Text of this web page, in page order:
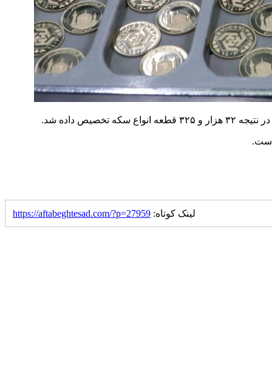
داده شد.
لینک کوتاه: https://aftabeghtesad.com/?p=27959